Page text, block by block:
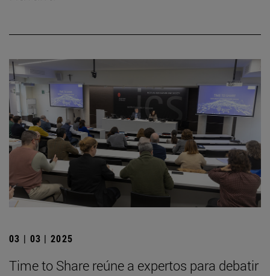
03 | 03 | 2025
Time to Share reúne a expertos para debatir